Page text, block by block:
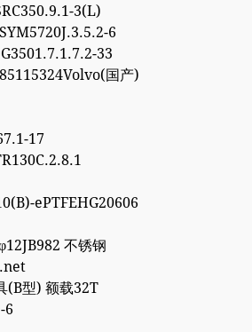
3(L)
6
33
国产)
17
ePTFEHG20606
不锈钢
(B型) 额载32T
6